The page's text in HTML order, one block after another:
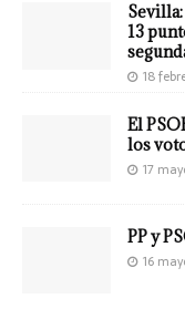
13
18
El
los
17
PP y
16